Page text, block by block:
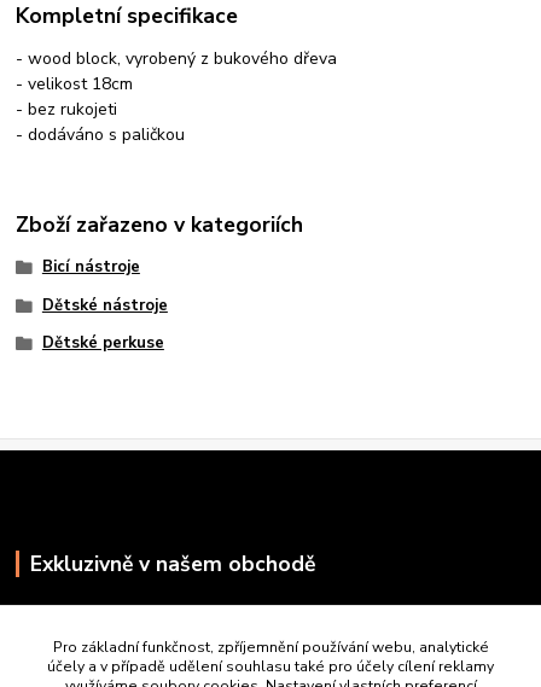
Kompletní specifikace
- wood block, vyrobený z bukového dřeva
- velikost 18cm
- bez rukojeti
- dodáváno s paličkou
Zboží zařazeno v kategoriích
Bicí nástroje
Dětské nástroje
Dětské perkuse
Exkluzivně v našem obchodě
Pro základní funkčnost, zpříjemnění používání webu, analytické
účely a v případě udělení souhlasu také pro účely cílení reklamy